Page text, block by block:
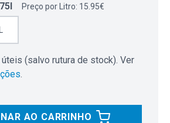
Preço por Litro: 15.95€
úteis (salvo rutura de stock). Ver
.
AO CARRINHO